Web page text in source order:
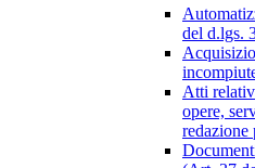
del d.lgs.
Atti
opere,
redazione